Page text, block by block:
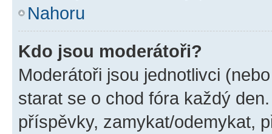
Nahoru
Kdo jsou moderátoři?
Moderátoři jsou jednotlivci
starat se o chod fóra každý
příspěvky, zamykat/odemykat,